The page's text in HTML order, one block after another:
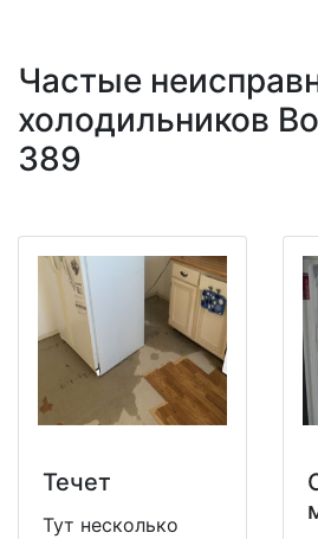
Частые
холодильников
389
Течет
Тут несколько